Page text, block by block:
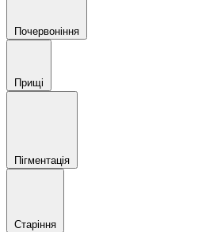
Почервоніння
Прищі
Пігментація
Старіння